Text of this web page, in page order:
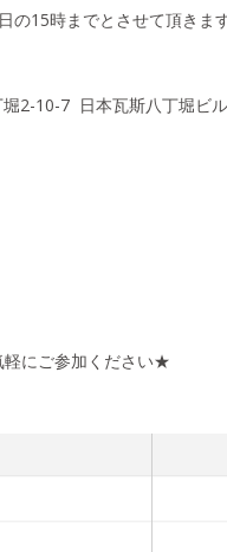
15時までとさせて頂きます
2-10-7 日本瓦斯八丁堀ビ
軽にご参加ください★